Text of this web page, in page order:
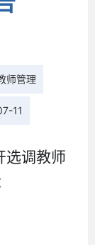
师管理
11
选调教师